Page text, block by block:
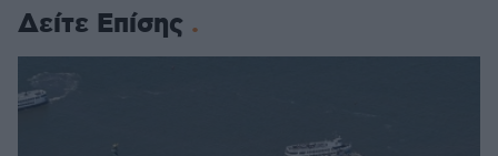
Δείτε Επίσης